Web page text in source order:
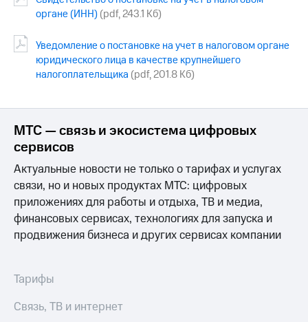
Достижения
Интервью
Финансовая
в
регионе
и акционерам
Корпоративное
управление
акционерам
органе (ИНН)(pdf, 243.1 Кб)
Уведомление о постановке на учет в налоговом органе
юридического лица в качестве крупнейшего
налогоплательщика (pdf, 201.8 Кб)
МТС — связь и экосистема цифровых
сервисов
Актуальные новости не только о тарифах и услугах
связи, но и новых продуктах МТС: цифровых
приложениях для работы и отдыха, ТВ и медиа,
финансовых сервисах, технологиях для запуска и
продвижения бизнеса и других сервисах компании
Тарифы
Связь, ТВ и интернет